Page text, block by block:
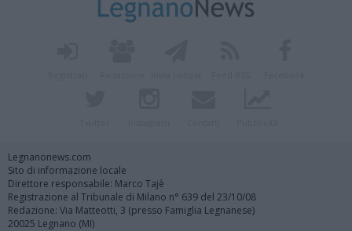
Legnanonews.com
Sito di informazione locale
Direttore responsabile: Marco Tajè
Registrazione al Tribunale di Milano n° 639 del 23/10/08
Redazione: Via Matteotti, 3 (presso Famiglia Legnanese)
20025 Legnano (MI)